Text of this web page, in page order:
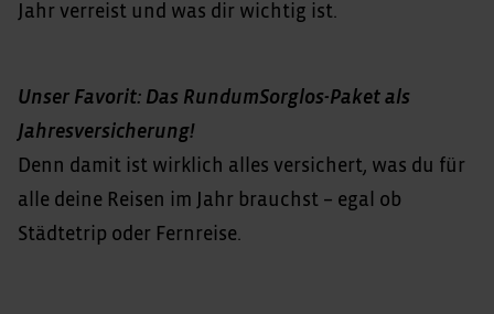
Jahr verreist und was dir wichtig ist.
Unser Favorit: Das RundumSorglos-Paket als
Jahresversicherung!
Denn damit ist wirklich alles versichert, was du für
alle deine Reisen im Jahr brauchst – egal ob
Städtetrip oder Fernreise.